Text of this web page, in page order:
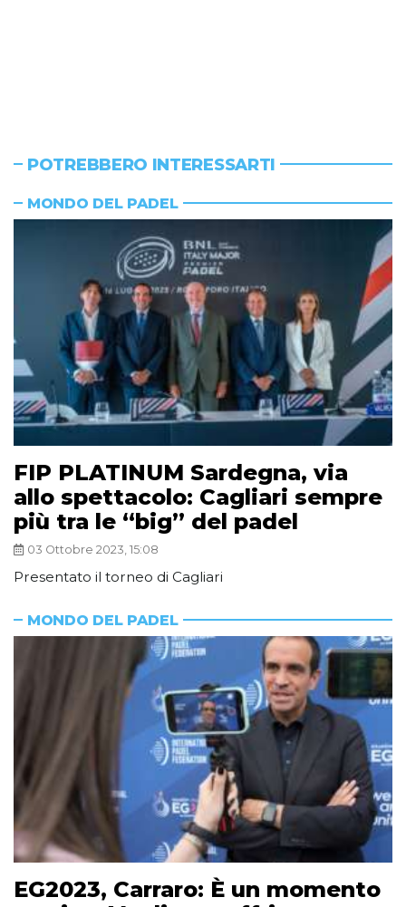
POTREBBERO INTERESSARTI
MONDO DEL PADEL
FIP PLATINUM Sardegna, via
allo spettacolo: Cagliari sempre
più tra le “big” del padel
03 Ottobre 2023, 15:08
Presentato il torneo di Cagliari
MONDO DEL PADEL
EG2023, Carraro: È un momento